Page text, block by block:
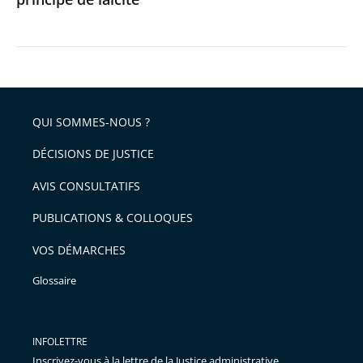
QUI SOMMES-NOUS ?
DÉCISIONS DE JUSTICE
AVIS CONSULTATIFS
PUBLICATIONS & COLLOQUES
VOS DÉMARCHES
Glossaire
INFOLETTRE